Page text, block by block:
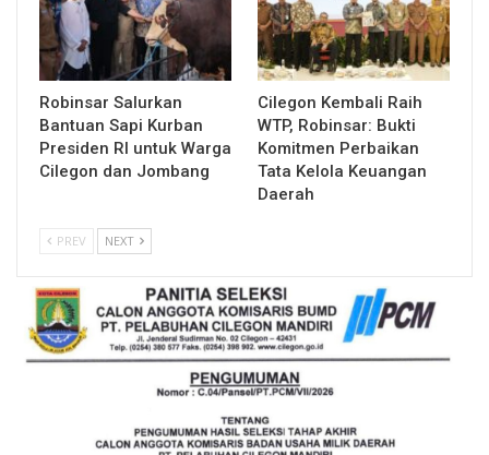
Robinsar Salurkan
Bantuan Sapi Kurban
Presiden RI untuk Warga
Cilegon dan Jombang
Cilegon Kembali Raih
WTP, Robinsar: Bukti
Komitmen Perbaikan
Tata Kelola Keuangan
Daerah
PREV NEXT